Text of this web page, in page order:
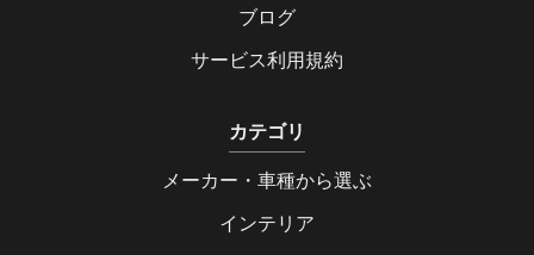
ブログ
サービス利用規約
カテゴリ
メーカー・車種から選ぶ
インテリア